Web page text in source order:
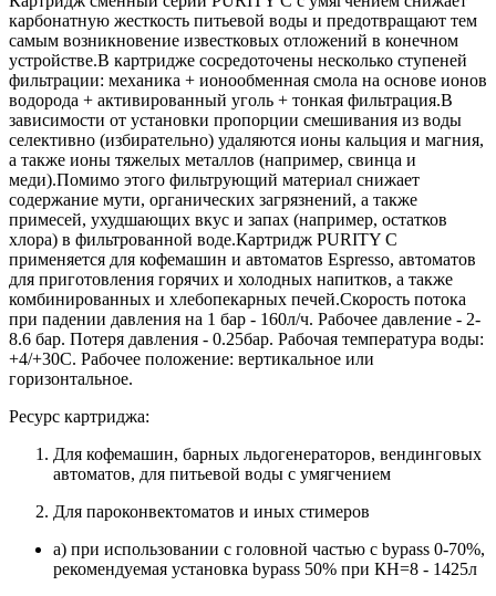
карбонатную жесткость питьевой воды и предотвращают тем
самым возникновение известковых отложений в конечном
устройстве.В картридже сосредоточены несколько ступеней
фильтрации: механика + ионообменная смола на основе ионов
водорода + активированный уголь + тонкая фильтрация.В
зависимости от установки пропорции смешивания из воды
селективно (избирательно) удаляются ионы кальция и магния,
а также ионы тяжелых металлов (например, свинца и
меди).Помимо этого фильтрующий материал снижает
содержание мути, органических загрязнений, а также
примесей, ухудшающих вкус и запах (например, остатков
хлора) в фильтрованной воде.Картридж PURITY C
применяется для кофемашин и автоматов Espresso, автоматов
для приготовления горячих и холодных напитков, а также
комбинированных и хлебопекарных печей.Скорость потока
при падении давления на 1 бар - 160л/ч. Рабочее давление - 2-
8.6 бар. Потеря давления - 0.25бар. Рабочая температура воды:
+4/+30С. Рабочее положение: вертикальное или
горизонтальное.
Ресурс картриджа:
Для кофемашин, барных льдогенераторов, вендинговых
автоматов, для питьевой воды с умягчением
Для пароконвектоматов и иных стимеров
а) при использовании с головной частью с bypass 0-70%,
рекомендуемая установка bypass 50% при КН=8 - 1425л